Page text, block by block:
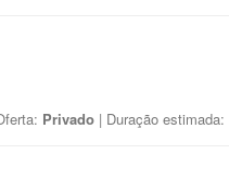
Privado | Duração estimada: